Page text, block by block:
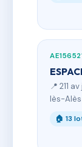
📍 211
lès-Alès
🏠 13